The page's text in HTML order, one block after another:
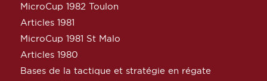
MicroCup 1982 Toulon
Articles 1981
MicroCup 1981 St Malo
Articles 1980
Bases de la tactique et stratégie en régate